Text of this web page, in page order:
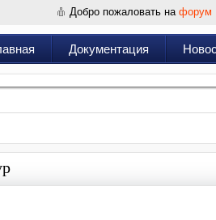
Добро пожаловать на форум
Документация